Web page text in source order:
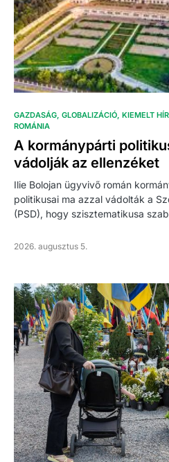
GAZDASÁG GLOBALIZÁCIÓ KIEMELT
ROMÁNIA
A kormánypárti
vádolják az ellenzéket
Ilie Bolojan ügyvivő román
politikusai ma azzal vádolták a
(PSD), hogy szisztematikusa
2026. augusztus 5.